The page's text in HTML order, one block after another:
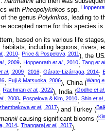
with Pheopolykrikos spp.
the genus Polykrikos , leading to
accepted name for this species is
based on its various life
including lagoons, rivers,
, 2010; Price & Pospelova, 2011), the
, 2009; Hoppenrath et al., 2010; Tang et
al. , 2009, 2016; Gárate-Lizárraga, 2014;
; Fuji & Matsuoka, 2006), China (Wang
; Rachman et al. , 2022), India (Godhe et al.
, 2008; Pospelova & Kim, 2010; Shin et al.
et al., 2017) and Turkey (
causing significant blooms (
2014; Thangaraj et al. , 2017).